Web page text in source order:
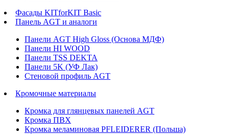
Фасады KITforKIT Basic
Панель AGT и аналоги
Панели AGT High Gloss (Основа МДФ)
Панели HI WOOD
Панели TSS DEKTA
Панели 5K (УФ Лак)
Стеновой профиль AGT
Кромочные материалы
Кромка для глянцевых панелей AGT
Кромка ПВХ
Кромка меламиновая PFLEIDERER (Польша)